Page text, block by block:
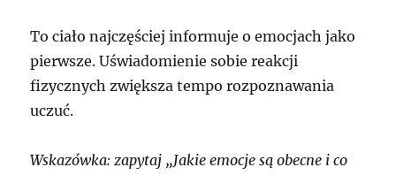
To ciało najczęściej informuje o emocjach jako
pierwsze. Uświadomienie sobie reakcji
fizycznych zwiększa tempo rozpoznawania
uczuć.
Wskazówka: zapytaj „Jakie emocje są obecne i co